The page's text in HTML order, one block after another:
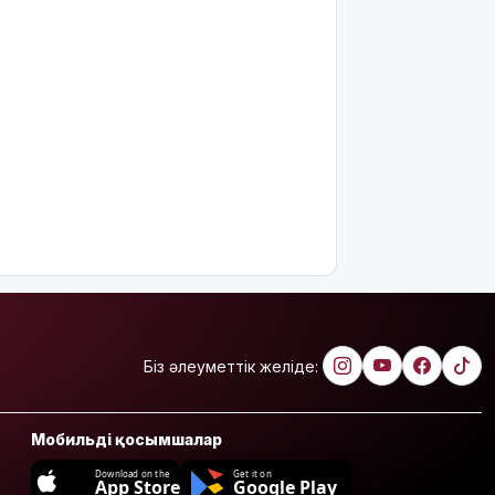
Біз әлеуметтік желіде:
Мобильді қосымшалар
Download on the
App Store
Get it on
Google Play